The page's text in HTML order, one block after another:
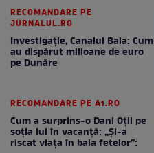
RECOMANDARE PE
JURNALUL.RO
Investigație, Canalul Bala: Cum
au dispărut milioane de euro
pe Dunăre
RECOMANDARE PE A1.RO
Cum a surprins-o Dani Oțil pe
soția lui în vacanță: „Și-a
riscat viața în baia fetelor”: